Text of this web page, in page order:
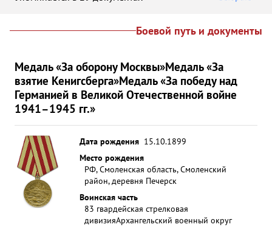
Боевой путь и документы
Медаль «За оборону Москвы»Медаль «За
взятие Кенигсберга»Медаль «За победу над
Германией в Великой Отечественной войне
1941–1945 гг.»
Дата рождения 15.10.1899
Место рождения
РФ, Смоленская область, Смоленский
район, деревня Печерск
Воинская часть
83 гвардейская стрелковая
дивизияАрхангельский военный округ